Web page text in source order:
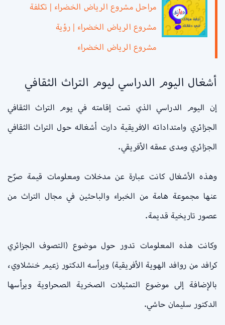
مراحل مشروع الرياض الخضراء | تكلفة
مشروع الرياض الخضراء | رؤية
مشروع الرياض الخضراء
أشغال اليوم الدراسي ليوم التراث الثقافي
إن اليوم الدراسي الذي تمت إقامته في يوم التراث الثقافي
الجزائري وامتداداته الافريقية دارت أشغاله حول التراث الثقافي
الجزائري ومدى عمقه الأفريقي.
وهذه الأشغال كانت عبارة عن مدخلات ومعلومات قيمة صرّح
عنها مجموعة هامة من الخبراء والباحثين في مجال التراث من
عصور تاريخية قديمة.
وكانت هذه المعلومات تدور حول موضوع (التصوف الجزائري
كرافد من روافد الهوية الأفريقية) ويرأسه الدكتور زعيم خنشلاوي،
بالإضافة إلى موضوع التمثيلات الصخرية الصحراوية ويرأسها
الدكتور سليمان حاشي.